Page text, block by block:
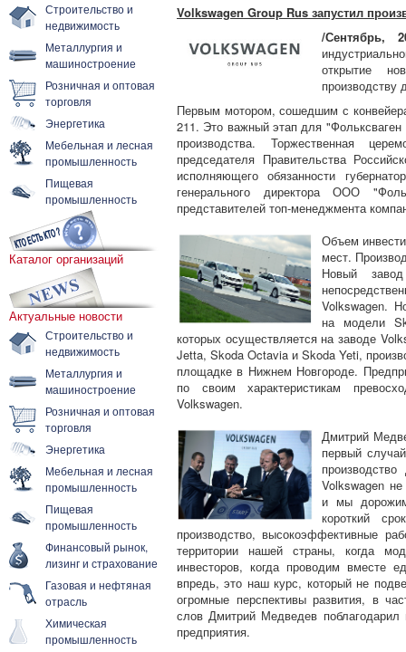
Строительство и
недвижимость
Металлургия и
машиностроение
Розничная и оптовая
торговля
Энергетика
Мебельная и лесная
промышленность
Пищевая
промышленность
Каталог организаций
Актуальные новости
Строительство и
недвижимость
Металлургия и
машиностроение
Розничная и оптовая
торговля
Энергетика
Мебельная и лесная
промышленность
Пищевая
промышленность
Финансовый рынок,
лизинг и страхование
Газовая и нефтяная
отрасль
Химическая
промышленность
Volkswagen Group Rus запустил
/Сентябрь,
открытие
производству
Первым мотором, сошедшим с
211. Это важный этап для
производства. Торжественная
председателя Правительства
исполняющего обязанности
генерального директора ООО
представителей топ-менеджмента
Объем
мест.
Новый
Volkswagen.
на модели
которых осуществляется на заводе
Jetta, Skoda Octavia и Skoda Yeti,
площадке в Нижнем Новгороде.
по своим характеристикам
Volkswagen.
Дмитрий
первый
Volkswagen
и мы
короткий
производство, высокоэффективные
территории нашей страны, когда
инвесторов, когда проводим вместе
впредь, это наш курс, который не
огромные перспективы развития, в
слов Дмитрий Медведев поблагодарил
предприятия.